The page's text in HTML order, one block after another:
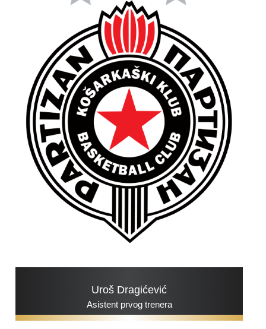
Uroš Dragićević
Asistent prvog trenera